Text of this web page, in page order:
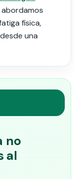
física,
una
no
al